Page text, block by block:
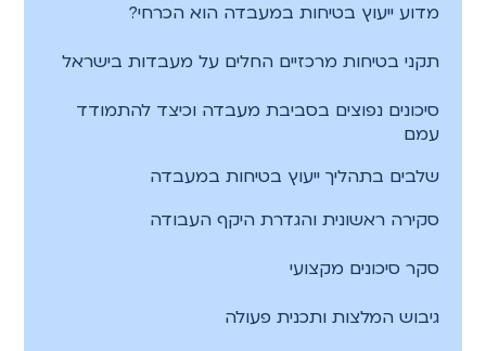
מדוע ייעוץ בטיחות במעבדה הוא הכרחי?
תקני בטיחות מרכזיים החלים על מעבדות בישראל
סיכונים נפוצים בסביבת מעבדה וכיצד להתמודד
עמם
שלבים בתהליך ייעוץ בטיחות במעבדה
סקירה ראשונית והגדרת היקף העבודה
סקר סיכונים מקצועי
גיבוש המלצות ותכנית פעולה